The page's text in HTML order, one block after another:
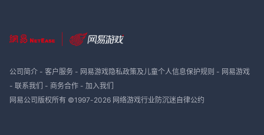
公司简介- 客户服务- 网易游戏隐私政策及儿童个人信息保护规则 - 网易游戏
- 联系我们 - 商务合作- 加入我们
网易公司版权所有 ©1997-2026 网络游戏行业防沉迷自律公约